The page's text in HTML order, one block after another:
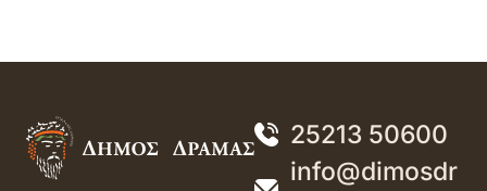
25213 50600
info@dimosdr